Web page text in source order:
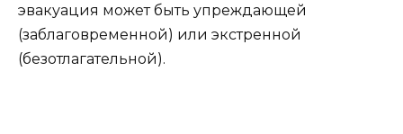
эвакуация может быть упреждающей
(заблаговременной) или экстренной
(безотлагательной).